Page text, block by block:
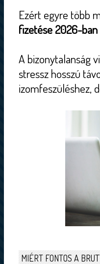
Ezért egyre több
fizetése 2026-
A bizonytalanság
stressz hosszú
izomfeszüléshez,
MIÉRT FONTOS A